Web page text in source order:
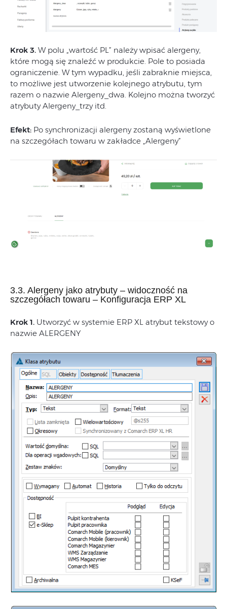
Krok 3. W polu „wartość PL” należy wpisać alergeny,
które mogą się znaleźć w produkcie. Pole to posiada
ograniczenie. W tym wypadku, jeśli zabraknie miejsca,
to możliwe jest utworzenie kolejnego atrybutu, tym
razem o nazwie Alergeny_dwa. Kolejno można tworzyć
atrybuty Alergeny_trzy itd.
Efekt: Po synchronizacji alergeny zostaną wyświetlone
na szczegółach towaru w zakładce „Alergeny”
3.3. Alergeny jako atrybuty – widoczność na
szczegółach towaru – Konfiguracja ERP XL
Krok 1. Utworzyć w systemie ERP XL atrybut tekstowy o
nazwie ALERGENY